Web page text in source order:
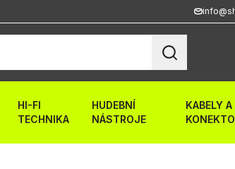
HI-FI
TECHNIKA
HUDEBNÍ
NÁSTROJE
KABELY A